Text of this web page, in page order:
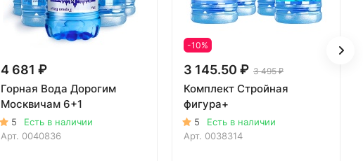
4 681 ₽
Горная Вода Дорогим
Москвичам 6+1
5
Есть в наличии
Арт. 0040836
-10%
3 145.50 ₽ 3 495 ₽
Комплект Стройная
фигура+
5
Есть в наличии
Арт. 0038314